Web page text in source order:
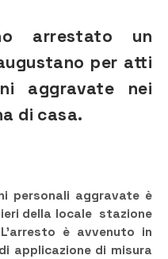
arrestato un
per atti
aggravate nei
di casa.
personali aggravate è
della locale stazione
è avvenuto in
applicazione di misura